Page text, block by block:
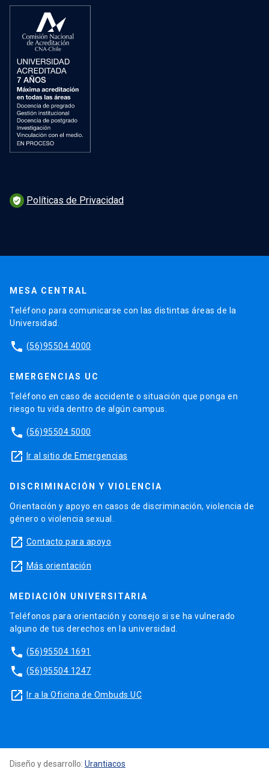
verified_user Políticas de Privacidad
MESA CENTRAL
Teléfono para comunicarse con las distintas áreas de la
Universidad.
phone (56)95504 4000
EMERGENCIAS UC
Teléfono en caso de accidente o situación que ponga en
riesgo tu vida dentro de algún campus.
phone (56)95504 5000
launch Ir al sitio de Emergencias
DISCRIMINACIÓN Y VIOLENCIA
Orientación y apoyo en casos de discriminación, violencia de
género o violencia sexual.
launch Contacto para apoyo
launch Más orientación
MEDIACIÓN UNIVERSITARIA
Teléfonos para orientación y consejo si se ha vulnerado
alguno de tus derechos en la universidad.
phone (56)95504 1691
phone (56)95504 1247
launch Ir a la Oficina de Ombuds UC
Diseño y desarrollo: Urantiacos